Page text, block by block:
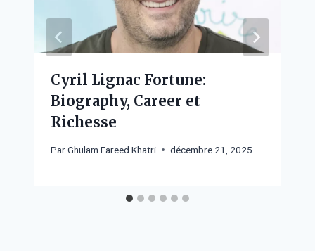
Cyril Lignac Fortune:
Biography, Career et
Richesse
ParGhulam Fareed Khatri décembre 21, 2025